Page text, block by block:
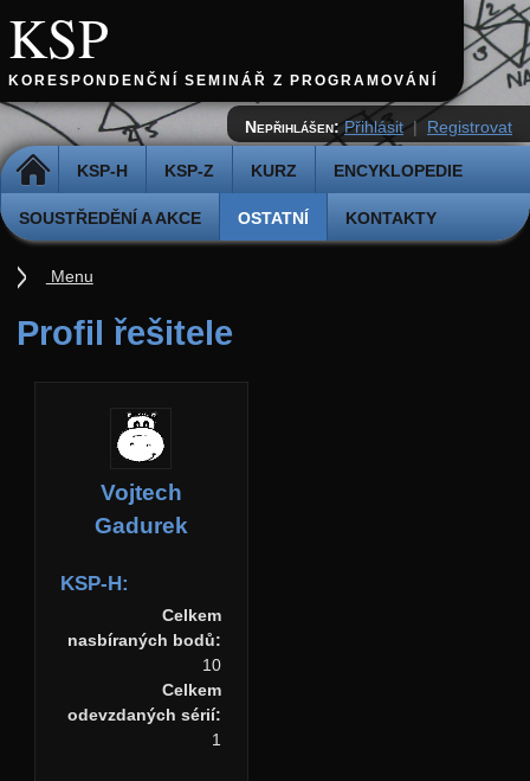
KSP
KORESPONDENČNÍ SEMINÁŘ Z PROGRAMOVÁNÍ
DOMŮ KSP-H KSP-Z KURZ ENCYKLOPEDIE
SOUSTŘEDĚNÍ A AKCE OSTATNÍ KONTAKTY
Nepřihlášen: Přihlásit | Registrovat
Profil řešitele
Vojtech
Gadurek
KSP-H:
Celkem
nasbíraných bodů:
10
Celkem
odevzdaných sérií:
1
Menu